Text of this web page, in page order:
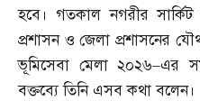
হবে। গতকাল নগরীর সার্কিট
প্রশাসন ও জেলা প্রশাসনের
ভূমিসেবা মেলা ২০২৬–এর
বক্তব্যে তিনি এসব কথা বলেন।